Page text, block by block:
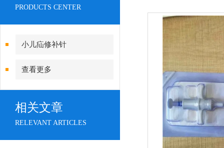
PRODUCTS CENTER
小儿疝修补针
查看更多
相关文章
RELEVANT ARTICLES